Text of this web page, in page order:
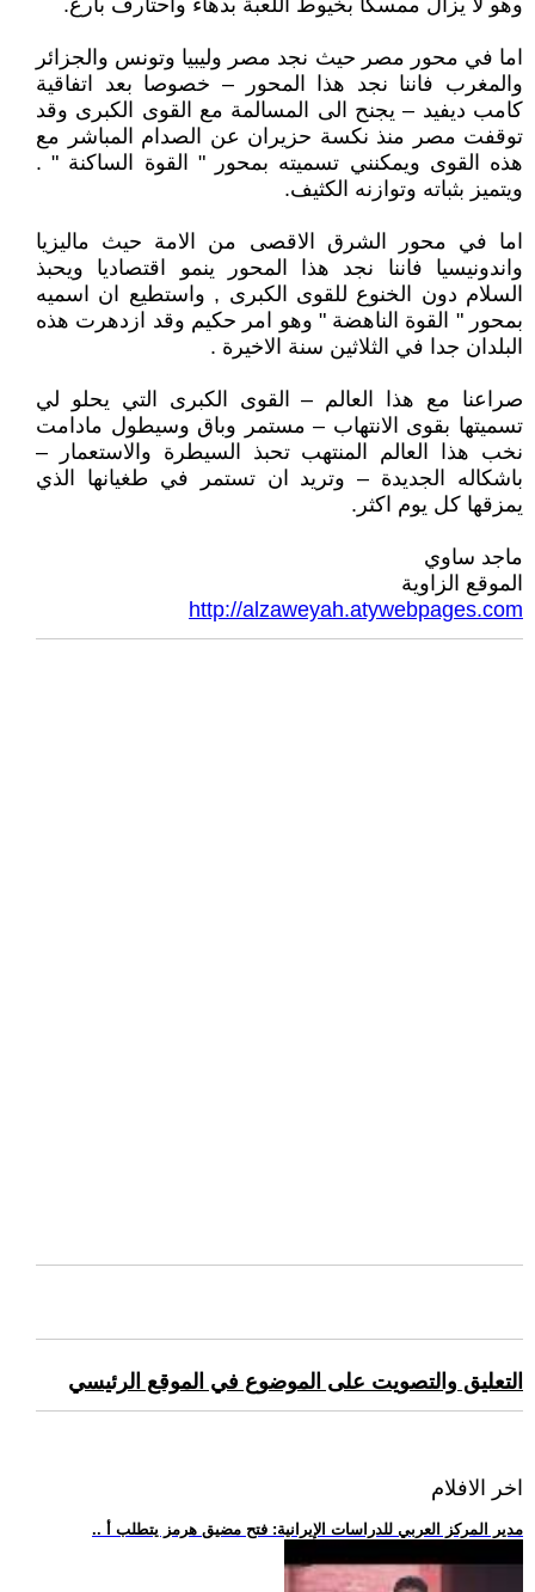
وهو لا يزال ممسكا بخيوط اللعبة بدهاء واحتارف بارع.
اما في محور مصر حيث نجد مصر وليبيا وتونس والجزائر
والمغرب فاننا نجد هذا المحور – خصوصا بعد اتفاقية
كامب ديفيد – يجنح الى المسالمة مع القوى الكبرى وقد
توقفت مصر منذ نكسة حزيران عن الصدام المباشر مع
هذه القوى ويمكنني تسميته بمحور " القوة الساكنة " .
ويتميز بثباته وتوازنه الكثيف.
اما في محور الشرق الاقصى من الامة حيث ماليزيا
واندونيسيا فاننا نجد هذا المحور ينمو اقتصاديا ويحبذ
السلام دون الخنوع للقوى الكبرى , واستطيع ان اسميه
بمحور " القوة الناهضة " وهو امر حكيم وقد ازدهرت هذه
البلدان جدا في الثلاثين سنة الاخيرة .
صراعنا مع هذا العالم – القوى الكبرى التي يحلو لي
تسميتها بقوى الانتهاب – مستمر وباق وسيطول مادامت
نخب هذا العالم المنتهب تحبذ السيطرة والاستعمار –
باشكاله الجديدة – وتريد ان تستمر في طغيانها الذي
يمزقها كل يوم اكثر.
ماجد ساوي
الموقع الزاوية
http://alzaweyah.atywebpages.com
التعليق والتصويت على الموضوع في الموقع الرئيسي
اخر الافلام
.. مدير المركز العربي للدراسات الإيرانية: فتح مضيق هرمز يتطلب أ